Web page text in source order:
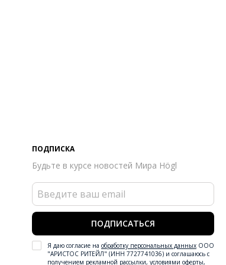
ПОДПИСКА
Будьте в курсе новостей Мира Högl
ПОДПИСАТЬСЯ
Я даю согласие на обработку персональных данныхООО
"АРИСТОС РИТЕЙЛ" (ИНН 7727741036) и соглашаюсь с
получением рекламной рассылки, условиями оферты,